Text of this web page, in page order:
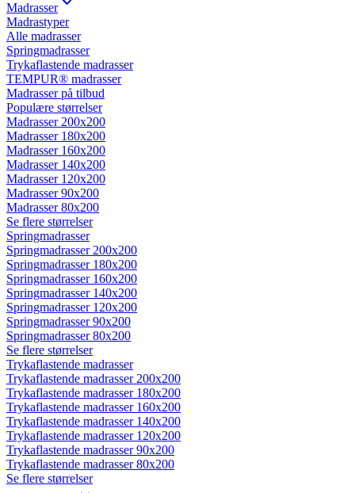
Madrasser
Madrastyper
Alle madrasser
Springmadrasser
Trykaflastende madrasser
TEMPUR® madrasser
Madrasser på tilbud
Populære størrelser
Madrasser 200x200
Madrasser 180x200
Madrasser 160x200
Madrasser 140x200
Madrasser 120x200
Madrasser 90x200
Madrasser 80x200
Se flere størrelser
Springmadrasser
Springmadrasser 200x200
Springmadrasser 180x200
Springmadrasser 160x200
Springmadrasser 140x200
Springmadrasser 120x200
Springmadrasser 90x200
Springmadrasser 80x200
Se flere størrelser
Trykaflastende madrasser
Trykaflastende madrasser 200x200
Trykaflastende madrasser 180x200
Trykaflastende madrasser 160x200
Trykaflastende madrasser 140x200
Trykaflastende madrasser 120x200
Trykaflastende madrasser 90x200
Trykaflastende madrasser 80x200
Se flere størrelser